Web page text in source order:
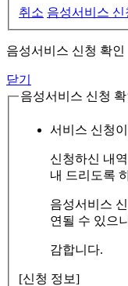
취소 음성서비스 신
음성서비스 신청 확인
닫기
음성서비스 신청 확
서비스 신청
신청하신 내
내 드리도록
음성서비스
연될 수 있으
감합니다.
[신청 정보]